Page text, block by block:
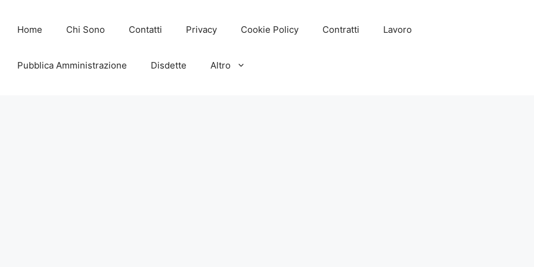
Home Chi Sono Contatti Privacy Cookie Policy Contratti Lavoro
Pubblica Amministrazione Disdette Altro